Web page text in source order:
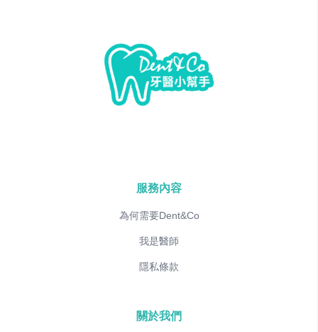
服務內容
為何需要Dent&Co
我是醫師
隱私條款
關於我們